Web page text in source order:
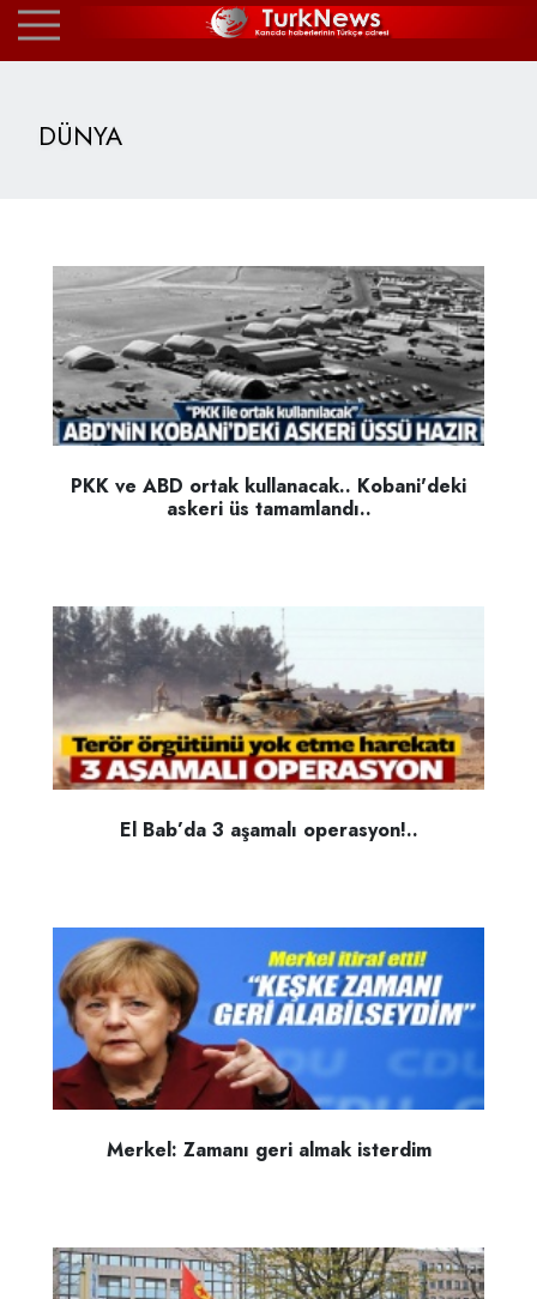
DÜNYA
PKK ve ABD ortak kullanacak.. Kobani'deki
askeri üs tamamlandı..
El Bab’da 3 aşamalı operasyon!..
Merkel: Zamanı geri almak isterdim